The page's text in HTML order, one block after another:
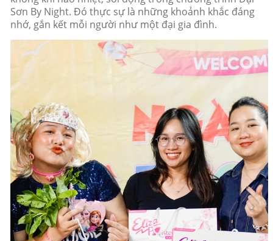
Sơn By Night. Đó thực sự là những khoảnh khắc đáng
nhớ, gắn kết mỗi người như một đại gia đình.